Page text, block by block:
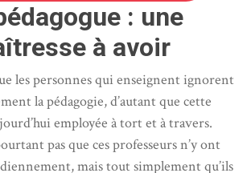
: une
à avoir
les personnes qui enseignent ignorent
la pédagogie, d’autant que cette
employée à tort et à travers.
pas que ces professeurs n’y ont
mais tout simplement qu’ils